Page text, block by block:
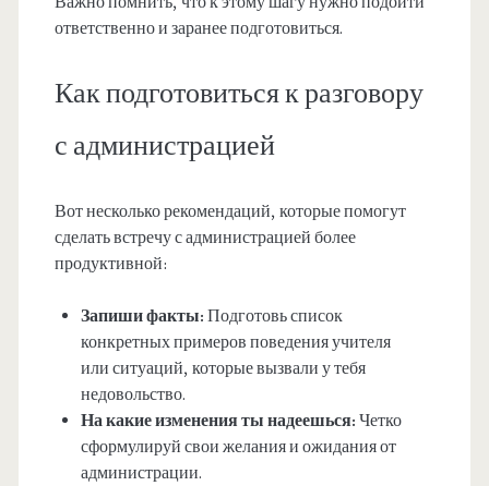
ответственно и заранее подготовиться.
Как подготовиться к разговору
с администрацией
Вот несколько рекомендаций, которые помогут
сделать встречу с администрацией более
продуктивной:
Запиши факты: Подготовь список
конкретных примеров поведения учителя
или ситуаций, которые вызвали у тебя
недовольство.
На какие изменения ты надеешься: Четко
сформулируй свои желания и ожидания от
администрации.